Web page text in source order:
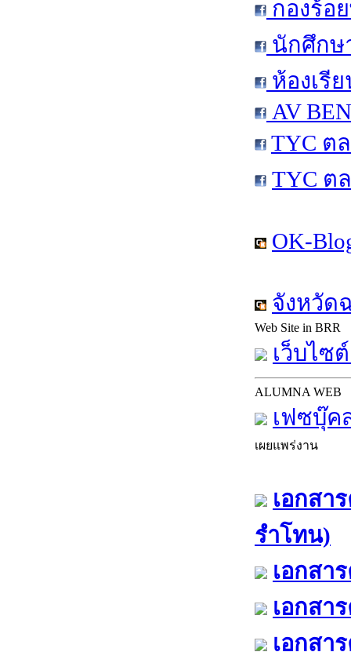
กองร้อ
นักศึกษ
ห้องเรี
AV
TYC ต
TYC ต
OK-
จังหวัด
Web Site in BRR
เว็บไซ
ALUMNA WEB
เฟซบุ๊ค
เผยแพร่งาน
เอกสา
รำโทน)
เอกสา
เอกสา
เอกสา